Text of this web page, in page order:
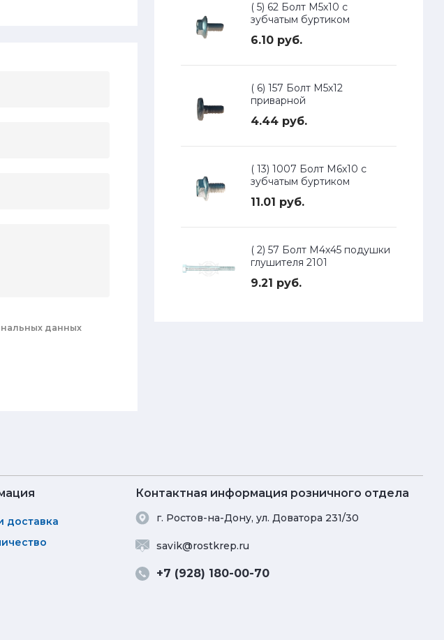
данных
( 5) 62 Болт М5х10 с
зубчатым буртиком
6.10 руб.
( 6) 157 Болт М5х12
приварной
4.44 руб.
( 13) 1007 Болт М6х10 с
зубчатым буртиком
11.01 руб.
( 2) 57 Болт М4х45 подушки
глушителя 2101
9.21 руб.
доставка
Контактная информация розничного отдела
г. Ростов-на-Дону, ул. Доватора 231/30
savik@rostkrep.ru
+7 (928) 180-00-70